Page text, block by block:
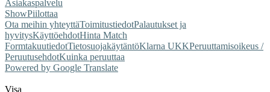
Asiakaspalvelu
ShowPiilottaa
Ota meihin yhteyttäToimitustiedotPalautukset ja
hyvitysKäyttöehdotHinta Match
FormtakuutiedotTietosuojakäytäntöKlarna UKKPeruuttamisoikeus /
PeruutusehdotKuinka peruuttaa
Powered by Google Translate
Visa